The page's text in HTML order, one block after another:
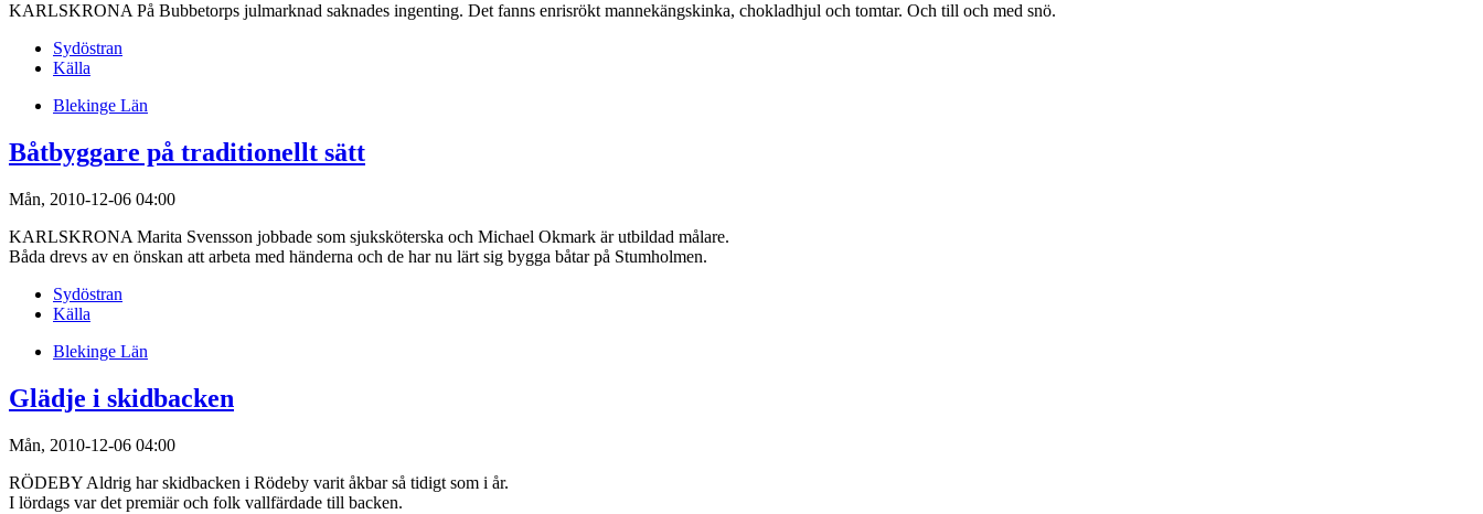
KARLSKRONA På Bubbetorps julmarknad saknades ingenting. Det fanns enrisrökt mannekängskinka, chokladhjul och tomtar. Och till och med snö.
Sydöstran
Källa
Blekinge Län
Båtbyggare på traditionellt sätt
Mån, 2010-12-06 04:00
KARLSKRONA Marita Svensson jobbade som sjuksköterska och Michael Okmark är utbildad målare.
Båda drevs av en önskan att arbeta med händerna och de har nu lärt sig bygga båtar på Stumholmen.
Sydöstran
Källa
Blekinge Län
Glädje i skidbacken
Mån, 2010-12-06 04:00
RÖDEBY Aldrig har skidbacken i Rödeby varit åkbar så tidigt som i år.
I lördags var det premiär och folk vallfärdade till backen.